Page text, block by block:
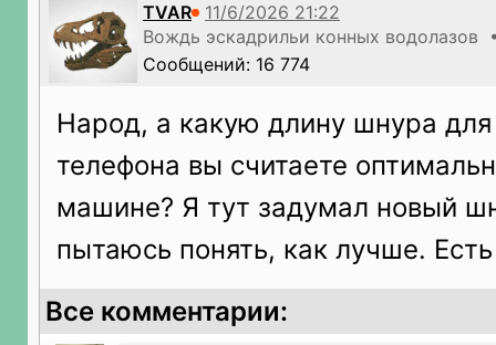
TVAR
Вождь эскадрильи конных водолазов
Сообщений: 16 774
Народ, а какую длину шнура для
телефона вы считаете
машине? Я тут задумал новый
пытаюсь понять, как лучше.
Все комментарии: